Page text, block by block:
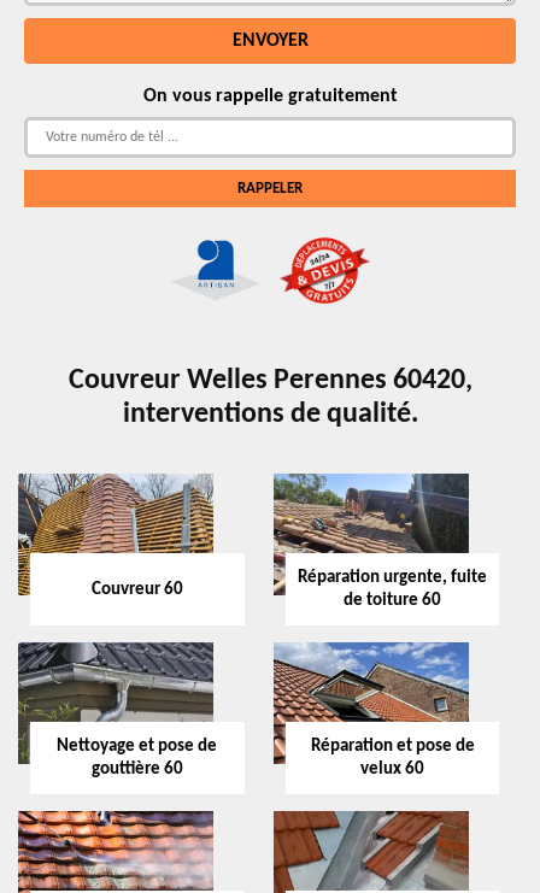
On vous rappelle gratuitement
Couvreur Welles Perennes 60420,
interventions de qualité.
Couvreur 60
Réparation urgente, fuite
de toiture 60
Nettoyage et pose de
gouttière 60
Réparation et pose de
velux 60